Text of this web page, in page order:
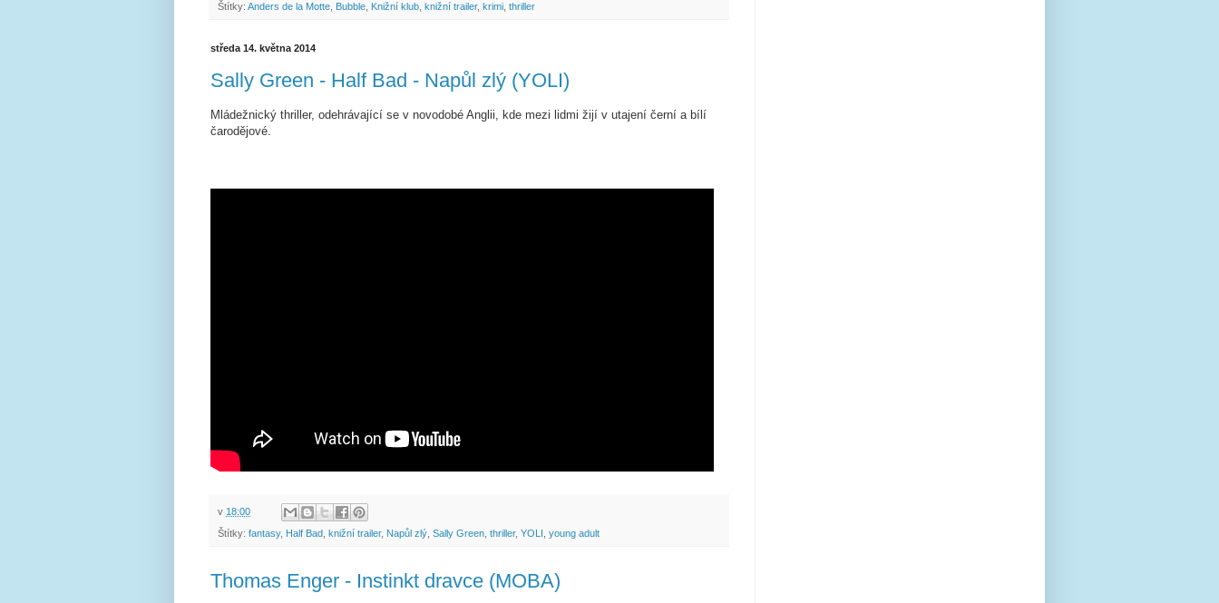
Štítky: Anders de la Motte Bubble Knižní klub knižní trailer, krimi thriller
středa 14. května 2014
Sally Green - Half Bad - Napůl zlý (YOLI)
Mládežnický thriller, odehrávající se v novodobé Anglii, kde mezi lidmi žijí v utajení černí a bílí
čarodějové.
v 18:00
Štítky: fantasy, Half Bad, knižní trailer, Napůl zlý, Sally Green, thriller, YOLI , young adult
Thomas Enger - Instinkt dravce (MOBA)